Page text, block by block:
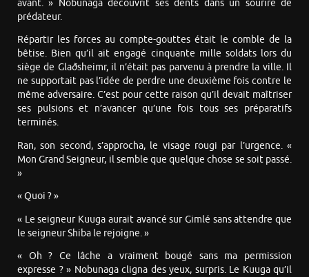
avant. » Nobunaga découvrit ses dents dans un sourire de
prédateur.
Répartir les forces au compte-gouttes était le comble de la
bêtise. Bien qu’il ait engagé cinquante mille soldats lors du
siège de Glaðsheimr, il n’était pas parvenu à prendre la ville. Il
ne supportait pas l’idée de perdre une deuxième fois contre le
même adversaire. C’est pour cette raison qu’il devait maîtriser
ses pulsions et n’avancer qu’une fois tous ses préparatifs
terminés.
Ran, son second, s’approcha, le visage rougi par l’urgence. «
Mon Grand Seigneur, il semble que quelque chose se soit passé.
»
« Quoi ? »
« Le seigneur Kuuga aurait avancé sur Gimlé sans attendre que
le seigneur Shiba le rejoigne. »
« Oh ? Ce lâche a vraiment bougé sans ma permission
expresse ? » Nobunaga cligna des yeux, surpris. Le Kuuga qu’il